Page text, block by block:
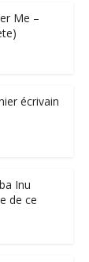
Me –
écrivain
Inu
de ce